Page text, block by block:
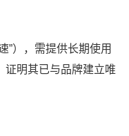
），需提供长期使用
证明其已与品牌建立唯